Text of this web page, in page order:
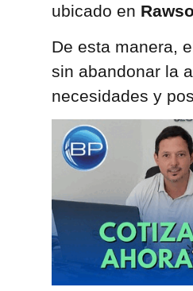
ubicado en
De esta manera,
sin abandonar la
necesidades y